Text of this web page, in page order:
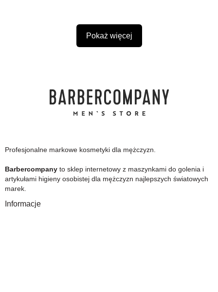
Pokaż więcej
Profesjonalne markowe kosmetyki dla mężczyzn.
Barbercompany to sklep internetowy z maszynkami do golenia i
artykułami higieny osobistej dla mężczyzn najlepszych światowych
marek.
Informacje